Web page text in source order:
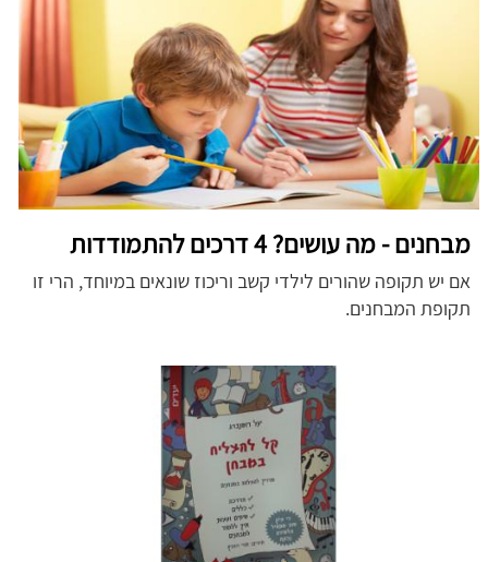
מבחנים - מה עושים? 4 דרכים להתמודדות
אם יש תקופה שהורים לילדי קשב וריכוז שונאים במיוחד, הרי זו
תקופת המבחנים.